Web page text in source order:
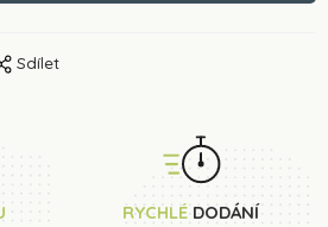
Sdílet
RYCHLÉDODÁNÍ